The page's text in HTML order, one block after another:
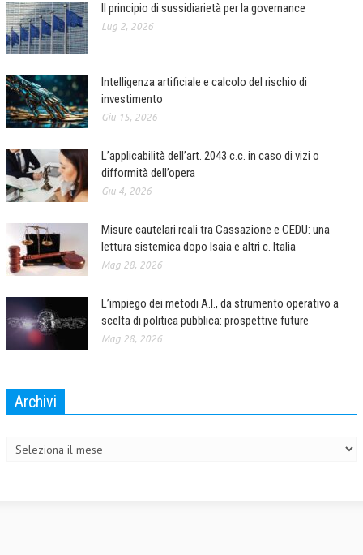
TELEGRAM
DOCUMENTI
MANUALI E MONOGRAFIE
TESI DI LAUREA
MATERIALE DIDATTICO
INVITI E PROMOZIONI
Il principio di sussidiarietà per la governance
Lug 2, 2026
Intelligenza artificiale e calcolo del rischio di
investimento
Giu 15, 2026
L’applicabilità dell’art. 2043 c.c. in caso di vizi o
difformità dell’opera
Giu 4, 2026
Misure cautelari reali tra Cassazione e CEDU: una
lettura sistemica dopo Isaia e altri c. Italia
Mag 28, 2026
L’impiego dei metodi A.I., da strumento operativo a
scelta di politica pubblica: prospettive future
Mag 28, 2026
Archivi